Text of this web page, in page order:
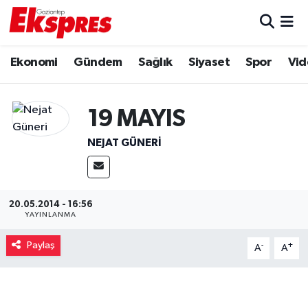
Ekonomi Gündem Sağlık Siyaset Spor
19 MAYIS
NEJAT GÜNERI
20.05.2014 - 16:56
YAYINLANMA
Paylaş A- A+
Ekonomi
Gaziantep son dakika
Trafik Durumu
Puan Durumu ve Fikstür
Tüm Manşetler